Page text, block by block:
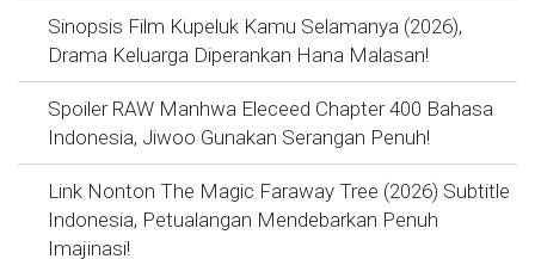
Sinopsis Film Kupeluk Kamu Selamanya (2026),
Drama Keluarga Diperankan Hana Malasan!
Spoiler RAW Manhwa Eleceed Chapter 400 Bahasa
Indonesia, Jiwoo Gunakan Serangan Penuh!
Link Nonton The Magic Faraway Tree (2026) Subtitle
Indonesia, Petualangan Mendebarkan Penuh
Imajinasi!